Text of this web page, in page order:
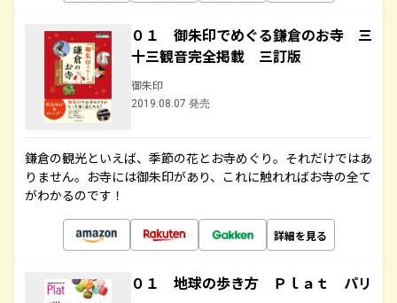
０１ 御朱印でめぐる鎌倉のお寺 三
十三観音完全掲載 三訂版
御朱印
2019.08.07 発売
鎌倉の観光といえば、季節の花とお寺めぐり。それだけではあ
りません。お寺には御朱印があり、これに触れればお寺の全て
がわかるのです！
詳細を見る
０１ 地球の歩き方 Ｐｌａｔ パリ